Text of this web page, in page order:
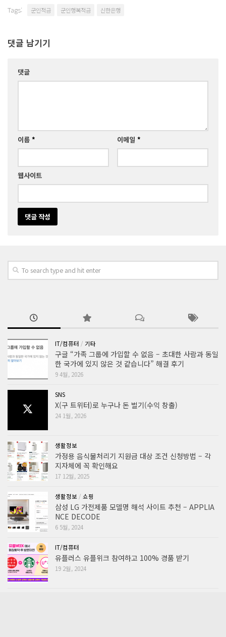
Tags: 군인적금 군인행복적금 신한은행
댓글 남기기
댓글
이름 * 이메일 *
웹사이트
IT/컴퓨터 / 기타
구글 “가족 그룹에 가입할 수 없음 – 초대한 사람과 동일
한 국가에 있지 않은 것 같습니다” 해결 후기
9 4월, 2026
SNS
X(구 트위터)로 누구나 돈 벌기(수익 창출)
24 1월, 2026
생활정보
가정용 음식물처리기 지원금 대상 조건 신청방법 – 각
지자체에 꼭 확인해요
17 12월, 2025
생활정보 / 쇼핑
삼성 LG 가전제품 모델명 해석 사이트 추천 – APPLIA
NCE DECODE
6 5월, 2024
IT/컴퓨터
유플러스 유플위크 참여하고 100% 경품 받기
19 2월, 2024